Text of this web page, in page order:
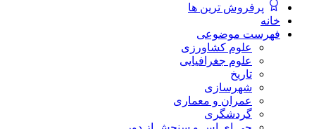
پرفروش ترین ها
خانه
فهرست موضوعی
علوم کشاورزی
علوم جغرافیایی
تاریخ
شهرسازی
عمران و معماری
گردشگری